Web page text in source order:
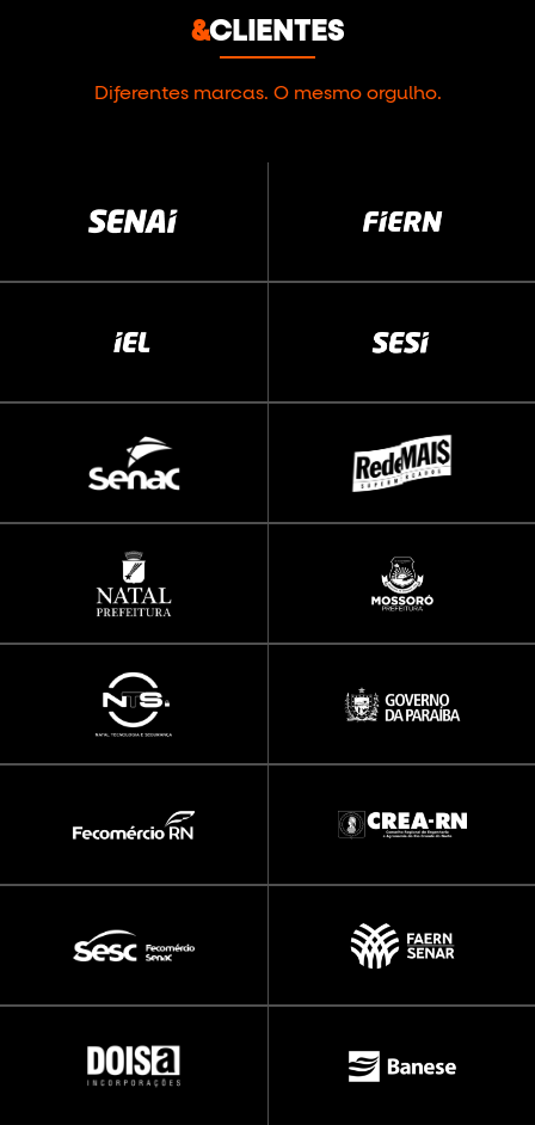
&CLIENTES
Diferentes marcas. O mesmo orgulho.